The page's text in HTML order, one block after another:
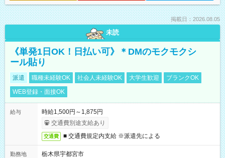
掲載日：2026.08.05
未読
《単発1日OK！日払い可》＊DMのモクモクシ
ール貼り
派遣 職種未経験OK 社会人未経験OK 大学生歓迎
ブランクOK
WEB登録・面接OK
給与
時給1,500円～1,875円
交通費別途支給あり
交通費 ■ 交通費規定内支給 ※派遣先による
勤務地
栃木県宇都宮市